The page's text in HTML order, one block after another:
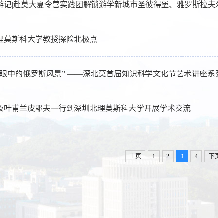
记|赴莫大夏令营实践团解锁游学新城市圣彼得堡、雅罗斯拉夫
莫斯科大学教授探险北极点
中的俄罗斯风景” ——深北莫首届知识科学文化节艺术讲座系
叶甫兰皮耶夫一行到深圳北理莫斯科大学开展学术交流
上页 1 2 3 4 下